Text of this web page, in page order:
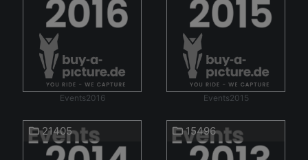
Events2016 Events2015
21405 15496